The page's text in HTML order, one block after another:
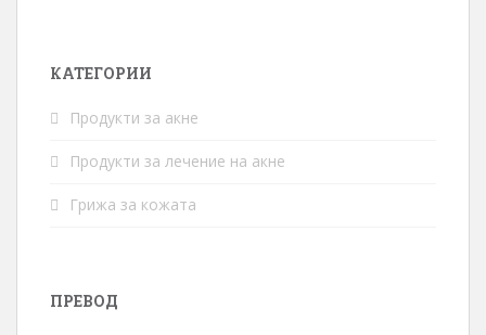
КАТЕГОРИИ
Продукти за акне
Продукти за лечение на акне
Грижа за кожата
ПРЕВОД